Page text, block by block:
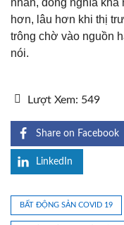
nhân, đồng nghĩa khả
hơn, lâu hơn khi thị
trông chờ vào nguồn
nói.
Lượt Xem: 549
Share on Facebook
LinkedIn
BẤT ĐỘNG SẢN COVID 19